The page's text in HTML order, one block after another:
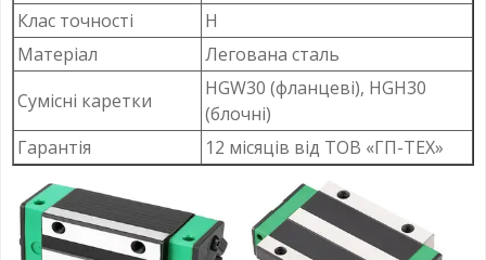
Клас точності
H
Матеріал
Легована сталь
Сумісні каретки
HGW30 (фланцеві), HGH30
(блочні)
Гарантія
12 місяців від ТОВ «ГП-ТЕХ»